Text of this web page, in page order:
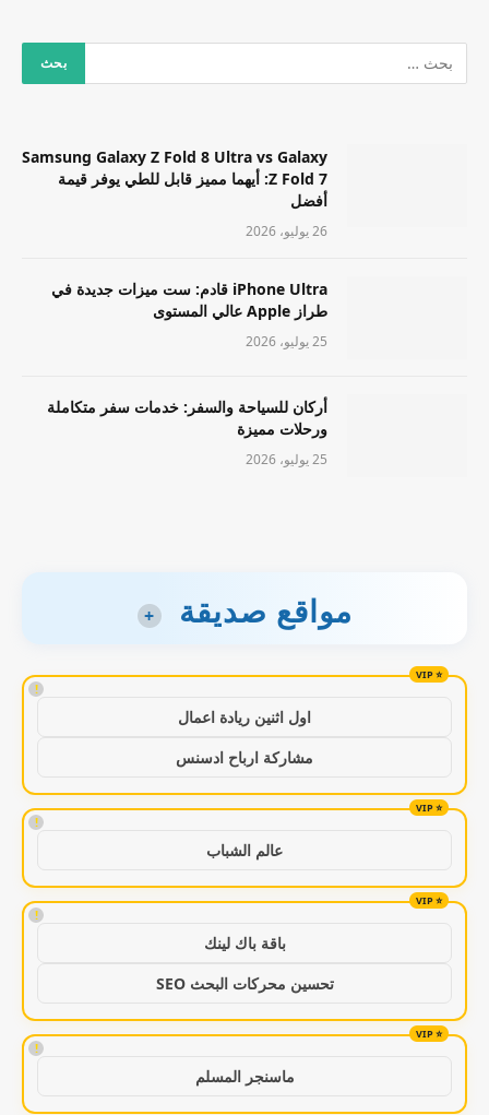
Samsung Galaxy Z Fold 8 Ultra vs Galaxy
Z Fold 7: أيهما مميز قابل للطي يوفر قيمة
أفضل
26 يوليو، 2026
iPhone Ultra قادم: ست ميزات جديدة في
طراز Apple عالي المستوى
25 يوليو، 2026
أركان للسياحة والسفر: خدمات سفر متكاملة
ورحلات مميزة
25 يوليو، 2026
مواقع صديقة +
!
اول اثنين ريادة اعمال
مشاركة ارباح ادسنس
!
عالم الشباب
!
باقة باك لينك
تحسين محركات البحث SEO
!
ماسنجر المسلم